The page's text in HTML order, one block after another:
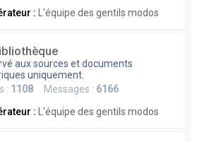
:
L'équipe des gentils modos
aux sources et documents
uniquement.
: 1108 Messages : 6166
:
L'équipe des gentils modos